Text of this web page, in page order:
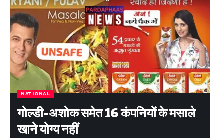
NATIONAL
गोल्डी-अशोक समेत 16 कंपनियों के मसाले
खाने योग्य नहीं